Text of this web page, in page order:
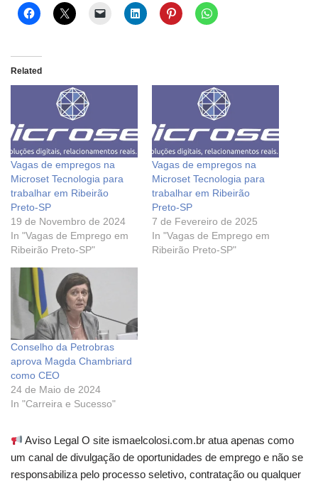
Related
Vagas de empregos na
Microset Tecnologia para
trabalhar em Ribeirão
Preto-SP
19 de Novembro de 2024
In "Vagas de Emprego em
Ribeirão Preto-SP"
Vagas de empregos na
Microset Tecnologia para
trabalhar em Ribeirão
Preto-SP
7 de Fevereiro de 2025
In "Vagas de Emprego em
Ribeirão Preto-SP"
Conselho da Petrobras
aprova Magda Chambriard
como CEO
24 de Maio de 2024
In "Carreira e Sucesso"
Aviso Legal O site ismaelcolosi.com.br atua apenas como
um canal de divulgação de oportunidades de emprego e não se
responsabiliza pelo processo seletivo, contratação ou qualquer